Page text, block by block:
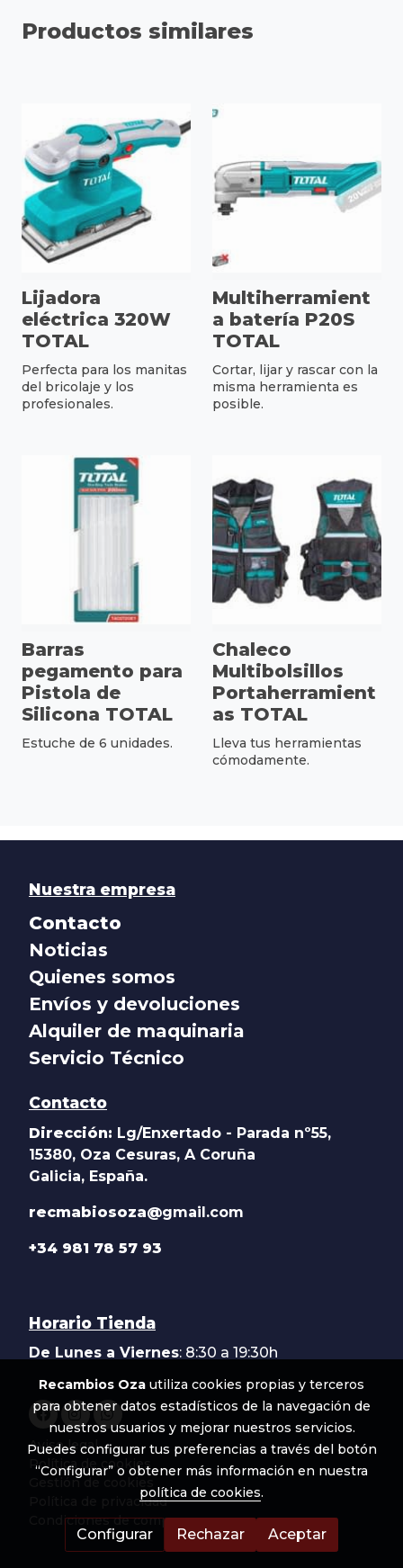
Productos similares
Lijadora
eléctrica 320W
TOTAL
Perfecta para los manitas
del bricolaje y los
profesionales.
Multiherramient
a batería P20S
TOTAL
Cortar, lijar y rascar con la
misma herramienta es
posible.
Barras
pegamento para
Pistola de
Silicona TOTAL
Estuche de 6 unidades.
Chaleco
Multibolsillos
Portaherramient
as TOTAL
Lleva tus herramientas
cómodamente.
Nuestra empresa
Contacto
Noticias
Quienes somos
Envíos y devoluciones
Alquiler de maquinaria
Servicio Técnico
Contacto
Dirección: Lg/Enxertado - Parada nº55,
15380, Oza Cesuras, A Coruña
Galicia, España.
recmabiosoza@gmail.com
+34 981 78 57 93
Horario Tienda
De Lunes a Viernes: 8:30 a 19:30h
Aviso legal
Política de cookies
Gestión de cookies
Política de privacidad
Condiciones de compra
Recambios Oza utiliza cookies propias y terceros
para obtener datos estadísticos de la navegación de
nuestros usuarios y mejorar nuestros servicios.
Puedes configurar tus preferencias a través del botón
“Configurar” o obtener más información en nuestra
política de cookies.
Configurar Rechazar Aceptar